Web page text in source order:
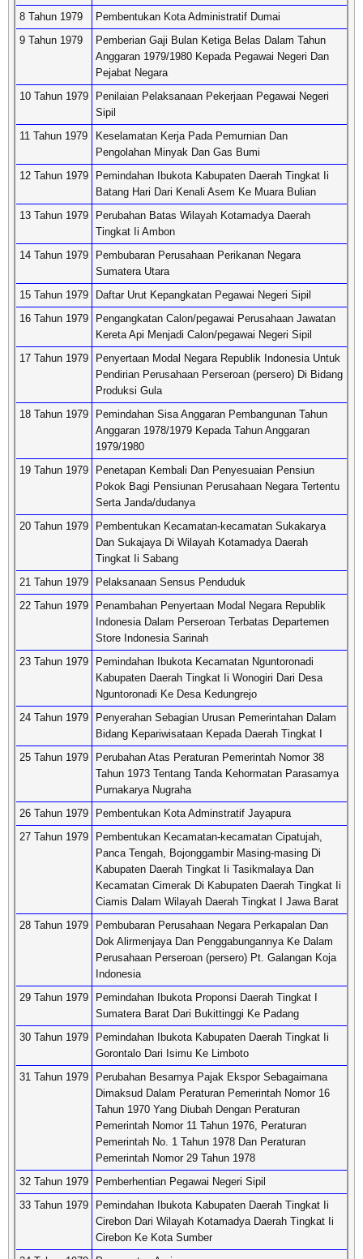
8 Tahun 1979
Pembentukan Kota Administratif Dumai
9 Tahun 1979
Pemberian Gaji Bulan Ketiga Belas Dalam Tahun
Anggaran 1979/1980 Kepada Pegawai Negeri Dan
Pejabat Negara
10 Tahun 1979
Penilaian Pelaksanaan Pekerjaan Pegawai Negeri
Sipil
11 Tahun 1979
Keselamatan Kerja Pada Pemurnian Dan
Pengolahan Minyak Dan Gas Bumi
12 Tahun 1979
Pemindahan Ibukota Kabupaten Daerah Tingkat Ii
Batang Hari Dari Kenali Asem Ke Muara Bulian
13 Tahun 1979
Perubahan Batas Wilayah Kotamadya Daerah
Tingkat Ii Ambon
14 Tahun 1979
Pembubaran Perusahaan Perikanan Negara
Sumatera Utara
15 Tahun 1979
Daftar Urut Kepangkatan Pegawai Negeri Sipil
16 Tahun 1979
Pengangkatan Calon/pegawai Perusahaan Jawatan
Kereta Api Menjadi Calon/pegawai Negeri Sipil
17 Tahun 1979
Penyertaan Modal Negara Republik Indonesia Untuk
Pendirian Perusahaan Perseroan (persero) Di Bidang
Produksi Gula
18 Tahun 1979
Pemindahan Sisa Anggaran Pembangunan Tahun
Anggaran 1978/1979 Kepada Tahun Anggaran
1979/1980
19 Tahun 1979
Penetapan Kembali Dan Penyesuaian Pensiun
Pokok Bagi Pensiunan Perusahaan Negara Tertentu
Serta Janda/dudanya
20 Tahun 1979
Pembentukan Kecamatan-kecamatan Sukakarya
Dan Sukajaya Di Wilayah Kotamadya Daerah
Tingkat Ii Sabang
21 Tahun 1979
Pelaksanaan Sensus Penduduk
22 Tahun 1979
Penambahan Penyertaan Modal Negara Republik
Indonesia Dalam Perseroan Terbatas Departemen
Store Indonesia Sarinah
23 Tahun 1979
Pemindahan Ibukota Kecamatan Nguntoronadi
Kabupaten Daerah Tingkat Ii Wonogiri Dari Desa
Nguntoronadi Ke Desa Kedungrejo
24 Tahun 1979
Penyerahan Sebagian Urusan Pemerintahan Dalam
Bidang Kepariwisataan Kepada Daerah Tingkat I
25 Tahun 1979
Perubahan Atas Peraturan Pemerintah Nomor 38
Tahun 1973 Tentang Tanda Kehormatan Parasamya
Purnakarya Nugraha
26 Tahun 1979
Pembentukan Kota Adminstratif Jayapura
27 Tahun 1979
Pembentukan Kecamatan-kecamatan Cipatujah,
Panca Tengah, Bojonggambir Masing-masing Di
Kabupaten Daerah Tingkat Ii Tasikmalaya Dan
Kecamatan Cimerak Di Kabupaten Daerah Tingkat Ii
Ciamis Dalam Wilayah Daerah Tingkat I Jawa Barat
28 Tahun 1979
Pembubaran Perusahaan Negara Perkapalan Dan
Dok Alirmenjaya Dan Penggabungannya Ke Dalam
Perusahaan Perseroan (persero) Pt. Galangan Koja
Indonesia
29 Tahun 1979
Pemindahan Ibukota Proponsi Daerah Tingkat I
Sumatera Barat Dari Bukittinggi Ke Padang
30 Tahun 1979
Pemindahan Ibukota Kabupaten Daerah Tingkat Ii
Gorontalo Dari Isimu Ke Limboto
31 Tahun 1979
Perubahan Besarnya Pajak Ekspor Sebagaimana
Dimaksud Dalam Peraturan Pemerintah Nomor 16
Tahun 1970 Yang Diubah Dengan Peraturan
Pemerintah Nomor 11 Tahun 1976, Peraturan
Pemerintah No. 1 Tahun 1978 Dan Peraturan
Pemerintah Nomor 29 Tahun 1978
32 Tahun 1979
Pemberhentian Pegawai Negeri Sipil
33 Tahun 1979
Pemindahan Ibukota Kabupaten Daerah Tingkat Ii
Cirebon Dari Wilayah Kotamadya Daerah Tingkat Ii
Cirebon Ke Kota Sumber